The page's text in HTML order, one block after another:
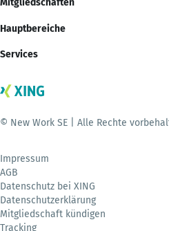
Mitgliedschaften
Hauptbereiche
Services
© New Work SE | Alle Rechte
Impressum
AGB
Datenschutz bei XING
Datenschutzerklärung
Mitgliedschaft kündigen
Tracking